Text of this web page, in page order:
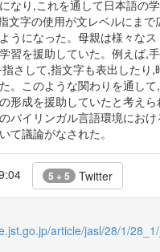
なり,これを通して日本語の
文字の使用が文レベルにまで
うになった。母親は様々なス
習を援助していた。例えば,
さして,指文字も表出したり,
。このような関わりを通して
形成を援助していたと考えら
バイリンガル言語環境にお
て議論がなされた。
5 + 5 Twitter
article/jasl/28/1/